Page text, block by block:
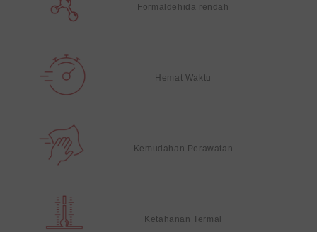
Formaldehida rendah
Hemat Waktu
Kemudahan Perawatan
Ketahanan Termal